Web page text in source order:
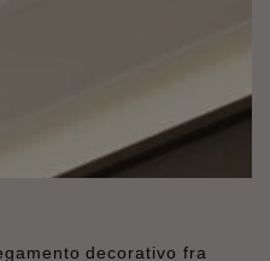
decorativo fra